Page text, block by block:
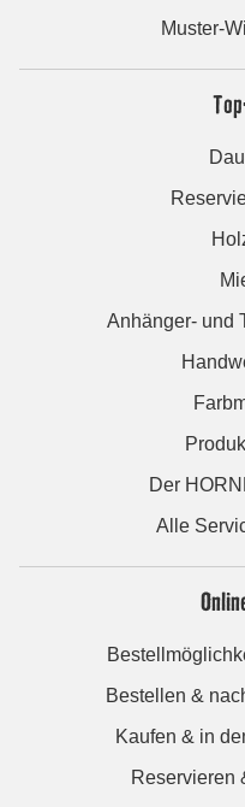
Muster-
Anhänger- und
Der
Alle
Bestellen &
Kaufen & in
Reservieren